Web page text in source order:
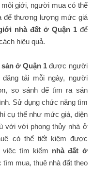
giới, người mua có thể
để thương lượng mức giá
nhà đất ở Quận 1để
hiệu quả.
ở Quận 1 được người
tải mỗi ngày, người
so sánh để tìm ra sản
Sử dụng chức năng tìm
cụ thể như mức giá, diện
với với phong thủy nhà ở
có thể tiết kiệm được
việc tìm kiếm nhà đất ở
mua, thuê nhà đất theo